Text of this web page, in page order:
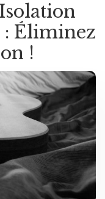
: Éliminez
!